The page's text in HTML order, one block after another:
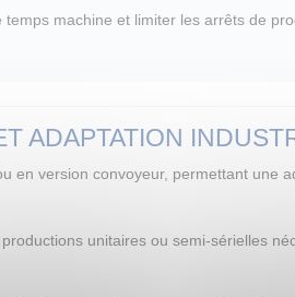
machine et limiter les arrêts de
ADAPTATION
en version convoyeur, permettant une
unitaires ou semi-sérielles